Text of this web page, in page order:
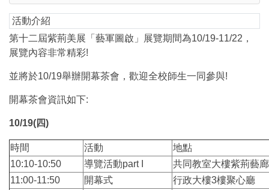
活動介紹
第十二屆紫荊美展「藝軍圖啟」展覽期間為10/19-11/22，
展覽內容非常精彩!
並將於10/19舉辦開幕茶會，歡迎全校師生一同參與!
開幕茶會資訊如下:
10/19(四)
時間 活動
地點
10:10-10:50
導覽活動part I
共同教室大樓紫荊藝廊
11:00-11:50
開幕式
行政大樓3樓聚心廳